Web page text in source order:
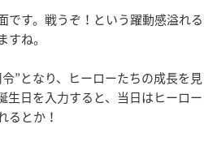
です。戦うぞ！という躍動感溢れる
ね。
”となり、ヒーローたちの成長を見
生日を入力すると、当日はヒーロー
るとか！